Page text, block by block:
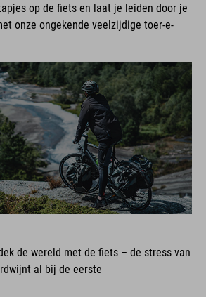
op de fiets en laat je leiden door je
onze ongekende veelzijdige toer-e-
de wereld met de fiets – de stress van
al bij de eerste